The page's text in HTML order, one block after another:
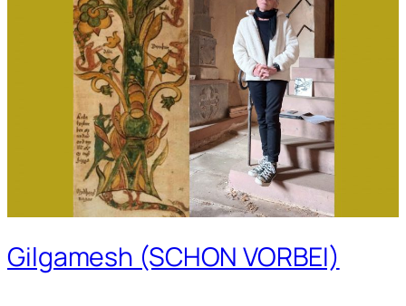
Gilgamesh (SCHON VORBEI)